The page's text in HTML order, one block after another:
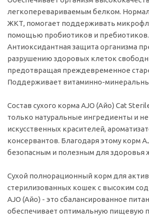
легкоперевариваемым белком.
ЖКТ, помогает поддерживать
помощью пробиотиков и пребиотиков.
Антиоксидантная защита организма
разрушению здоровых клеток
предотвращая преждевременное
Поддерживает витаминно-
Состав сухого корма AJO (Айо) Cat
только натуральные ингредиенты и
искусственных красителей,
консервантов. Благодаря этому корм
безопасным и полезным для здоровья
Сухой полнорационный корм для
стерилизованных кошек с высоким
AJO (Айо) - это сбалансированное
обеспечивает оптимальную пищевую